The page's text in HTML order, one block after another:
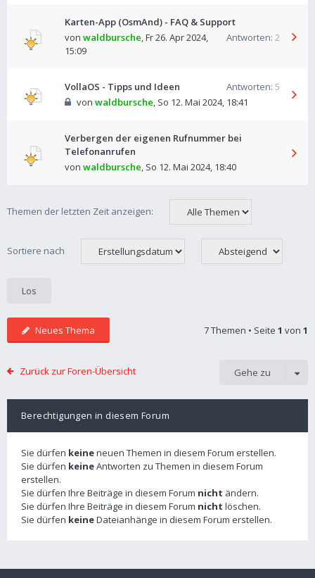
Karten-App (OsmAnd) - FAQ & Support
Antworten: 2
von waldbursche,Fr 26. Apr 2024,
15:09
VollaOS - Tipps und Ideen Antworten: 5
von waldbursche, So 12. Mai 2024, 18:41
Verbergen der eigenen Rufnummer bei
Telefonanrufen
von waldbursche, So 12. Mai 2024, 18:40
Themen der letzten Zeit anzeigen:
Sortiere nach
Neues Thema 7 Themen • Seite 1 von 1
Zurück zur Foren-Übersicht Gehe zu
Berechtigungen in diesem Forum
Sie dürfen keineneuen Themen in diesem Forum erstellen.
Sie dürfen keineAntworten zu Themen in diesem Forum
erstellen.
Sie dürfen Ihre Beiträge in diesem Forum nicht ändern.
Sie dürfen Ihre Beiträge in diesem Forum nicht löschen.
Sie dürfen keineDateianhänge in diesem Forum erstellen.